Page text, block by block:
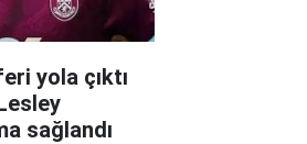
yola çıktı
sağlandı